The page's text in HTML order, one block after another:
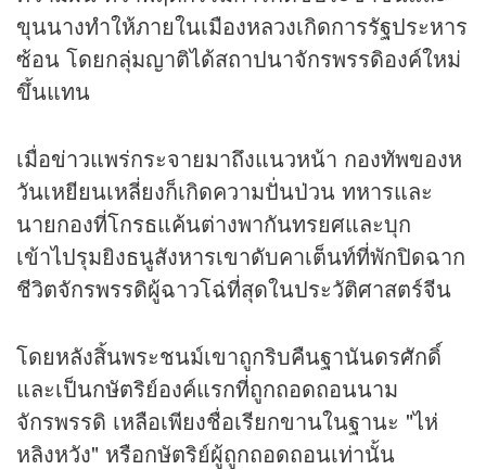
ขุนนางทำให้ภายในเมืองหลวงเกิดการรัฐประหาร
ซ้อน โดยกลุ่มญาติได้สถาปนาจักรพรรดิองค์ใหม่
ขึ้นแทน
เมื่อข่าวแพร่กระจายมาถึงแนวหน้า กองทัพของห
วันเหยียนเหลี่ยงก็เกิดความปั่นป่วน ทหารและ
นายกองที่โกรธแค้นต่างพากันทรยศและบุก
เข้าไปรุมยิงธนูสังหารเขาดับคาเต็นท์ที่พักปิดฉาก
ชีวิตจักรพรรดิผู้ฉาวโฉ่ที่สุดในประวัติศาสตร์จีน
โดยหลังสิ้นพระชนม์เขาถูกริบคืนฐานันดรศักดิ์
และเป็นกษัตริย์องค์แรกที่ถูกถอดถอนนาม
จักรพรรดิ เหลือเพียงชื่อเรียกขานในฐานะ "ไห่
หลิงหวัง" หรือกษัตริย์ผู้ถูกถอดถอนเท่านั้น